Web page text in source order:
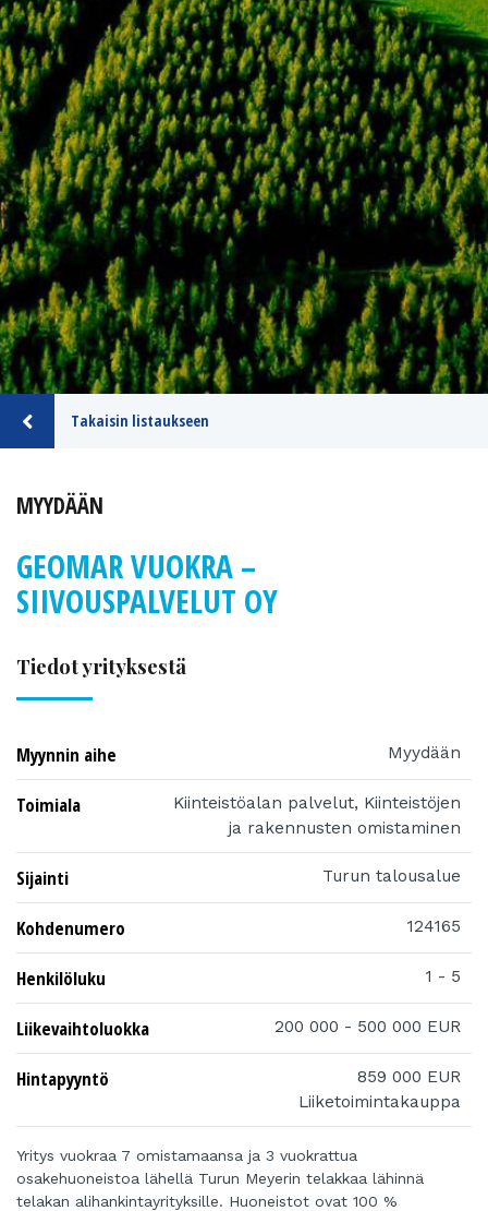
Takaisin listaukseen
MYYDÄÄN
GEOMAR VUOKRA –
SIIVOUSPALVELUT OY
Tiedot yrityksestä
Myynnin aihe Myydään
Toimiala
Kiinteistöalan palvelut, Kiinteistöjen
ja rakennusten omistaminen
Sijainti Turun talousalue
Kohdenumero 124165
Henkilöluku 1 - 5
Liikevaihtoluokka 200 000 - 500 000 EUR
Hintapyyntö
859 000 EUR
Liiketoimintakauppa
Yritys vuokraa 7 omistamaansa ja 3 vuokrattua
osakehuoneistoa lähellä Turun Meyerin telakkaa lähinnä
telakan alihankintayrityksille. Huoneistot ovat 100 %